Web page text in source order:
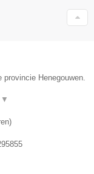
Henegouwen.
▼
)